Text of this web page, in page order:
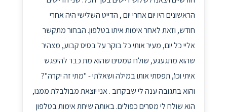
הראשונים היו יום אחרי יום , הדייט השלישי היה אחרי
חודש, וזאת לאחר אימות איתו בטלפון. הבחור מתקשר
אליי כל יום, מעיר אותי כל בוקר על בסיס קבוע, מצהיר
שהוא מתגעגע, שולח סמסים שהוא מת כבר להיפגש
איתי וכו', תפסתי אותו במילה ושאלתי - "מתי זה יקרה"?
והוא בתגובה ענה לי שבקרוב . אני יוצאת מבולבלת ממנו,
הוא שולח לי מסרים כפולים. באותה שיחת אימות בטלפון